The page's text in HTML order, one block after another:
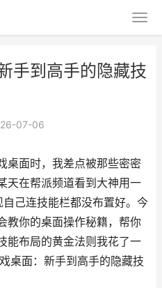
手到高手的隐藏技
07-06
桌面时，我差点被那些密密
天在帮派频道看到大神用一
己连技能栏都没布置好。今
教你的桌面操作秘籍，帮你
能布局的黄金法则我花了一
桌面：新手到高手的隐藏技